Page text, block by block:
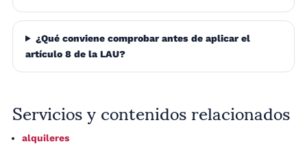
¿Qué conviene comprobar antes de aplicar el
artículo 8 de la LAU?
Servicios y contenidos relacionados
alquileres